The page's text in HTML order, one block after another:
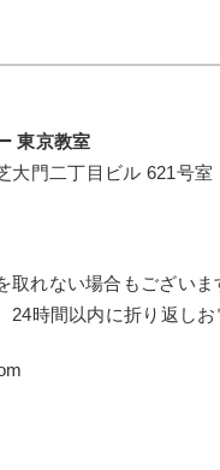
東京教室
大門二丁目ビル 621号室
れない場合もござい
時間以内に折り返しお